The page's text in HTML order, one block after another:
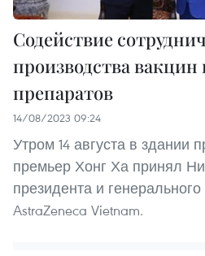
Содействие
производства
препаратов
14/08/2023 09:24
Утром 14 августа в здании
премьер Хонг Ха принял
президента и
AstraZeneca Vietnam.